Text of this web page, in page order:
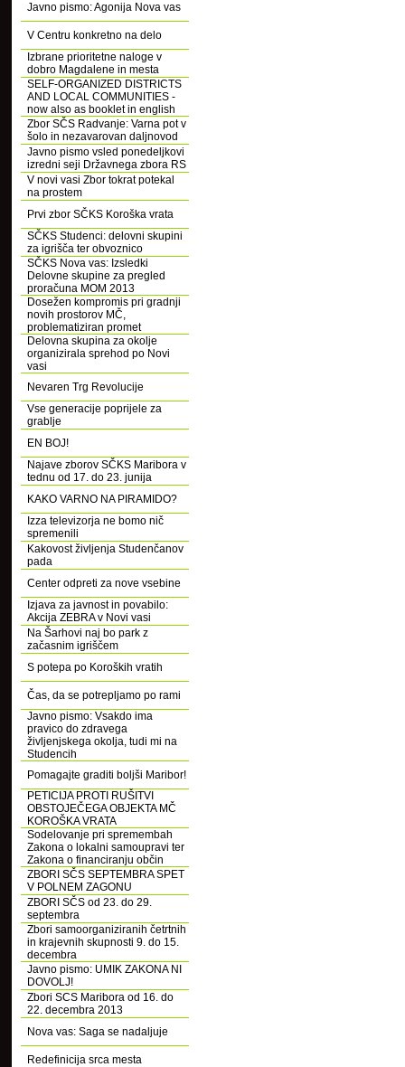
Javno pismo: Agonija Nova vas
V Centru konkretno na delo
Izbrane prioritetne naloge v
dobro Magdalene in mesta
SELF-ORGANIZED DISTRICTS
AND LOCAL COMMUNITIES -
now also as booklet in english
Zbor SČS Radvanje: Varna pot v
šolo in nezavarovan daljnovod
Javno pismo vsled ponedeljkovi
izredni seji Državnega zbora RS
V novi vasi Zbor tokrat potekal
na prostem
Prvi zbor SČKS Koroška vrata
SČKS Studenci: delovni skupini
za igrišča ter obvoznico
SČKS Nova vas: Izsledki
Delovne skupine za pregled
proračuna MOM 2013
Dosežen kompromis pri gradnji
novih prostorov MČ,
problematiziran promet
Delovna skupina za okolje
organizirala sprehod po Novi
vasi
Nevaren Trg Revolucije
Vse generacije poprijele za
grablje
EN BOJ!
Najave zborov SČKS Maribora v
tednu od 17. do 23. junija
KAKO VARNO NA PIRAMIDO?
Izza televizorja ne bomo nič
spremenili
Kakovost življenja Studenčanov
pada
Center odpreti za nove vsebine
Izjava za javnost in povabilo:
Akcija ZEBRA v Novi vasi
Na Šarhovi naj bo park z
začasnim igriščem
S potepa po Koroških vratih
Čas, da se potrepljamo po rami
Javno pismo: Vsakdo ima
pravico do zdravega
življenjskega okolja, tudi mi na
Studencih
Pomagajte graditi boljši Maribor!
PETICIJA PROTI RUŠITVI
OBSTOJEČEGA OBJEKTA MČ
KOROŠKA VRATA
Sodelovanje pri spremembah
Zakona o lokalni samoupravi ter
Zakona o financiranju občin
ZBORI SČS SEPTEMBRA SPET
V POLNEM ZAGONU
ZBORI SČS od 23. do 29.
septembra
Zbori samoorganiziranih četrtnih
in krajevnih skupnosti 9. do 15.
decembra
Javno pismo: UMIK ZAKONA NI
DOVOLJ!
Zbori SCS Maribora od 16. do
22. decembra 2013
Nova vas: Saga se nadaljuje
Redefinicija srca mesta